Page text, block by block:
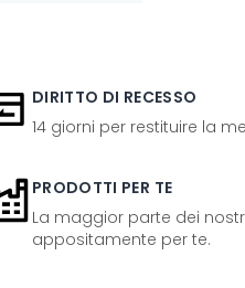
DIRITTO DI RECESSO
14 giorni per restituire la
PRODOTTI PER TE
La maggior parte dei
appositamente per te.